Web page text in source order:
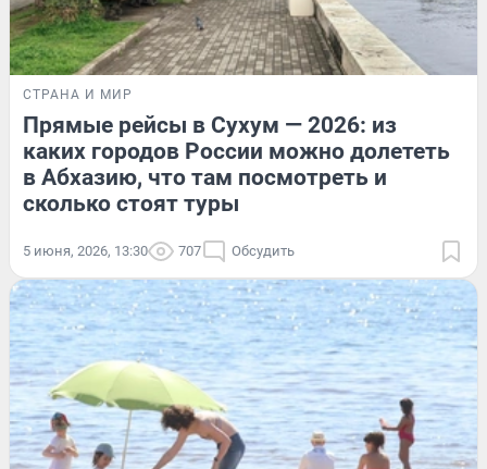
СТРАНА И МИР
Прямые рейсы в Сухум — 2026: из
каких городов России можно долететь
в Абхазию, что там посмотреть и
сколько стоят туры
5 июня, 2026, 13:30 707 Обсудить